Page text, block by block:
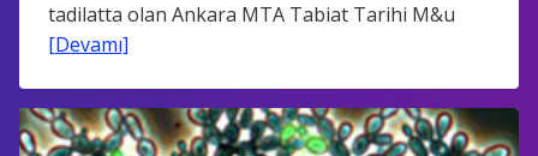
tadilatta olan Ankara MTA Tabiat Tarihi M&u
[Devamı]